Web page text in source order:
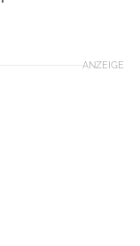
ANZEIGE